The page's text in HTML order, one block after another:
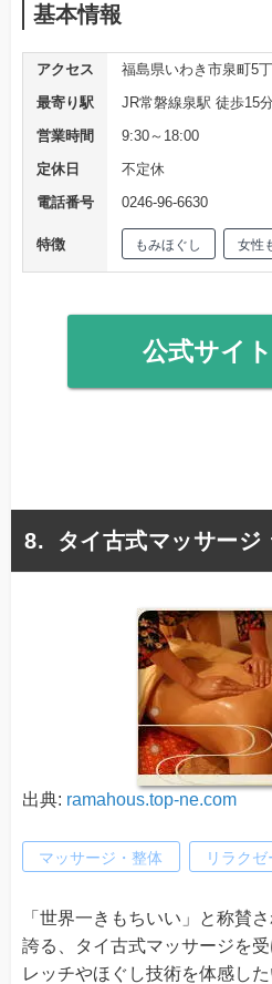
基本情報
アクセス
福島県いわき市泉町5
最寄り駅
JR常磐線泉駅 徒歩15分
営業時間
9:30～18:00
定休日
不定休
電話番号
0246-96-6630
特徴 もみほぐし 女性
公式サイ
タイ古式マッサージ
出典: ramahous.top-ne.com
マッサージ・整体 リラク
「世界一きもちいい」と称賛
誇る、タイ古式マッサージを
レッチやほぐし技術を体感し